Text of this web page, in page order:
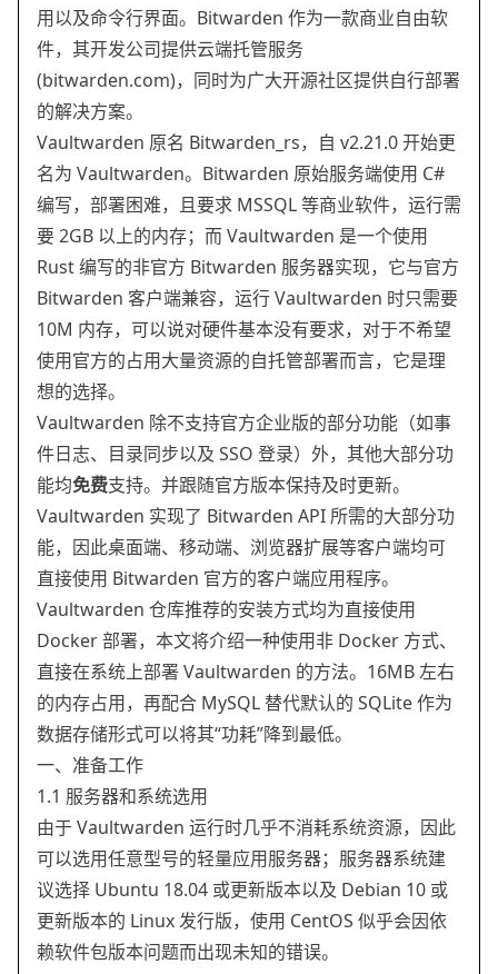
用以及命令行界面。Bitwarden 作为一款商业自由软
件，其开发公司提供云端托管服务
(bitwarden.com)，同时为广大开源社区提供自行部署
的解决方案。
Vaultwarden 原名 Bitwarden_rs，自 v2.21.0 开始更
名为 Vaultwarden。Bitwarden 原始服务端使用 C#
编写，部署困难，且要求 MSSQL 等商业软件，运行需
要 2GB 以上的内存；而 Vaultwarden 是一个使用
Rust 编写的非官方 Bitwarden 服务器实现，它与官方
Bitwarden 客户端兼容，运行 Vaultwarden 时只需要
10M 内存，可以说对硬件基本没有要求，对于不希望
使用官方的占用大量资源的自托管部署而言，它是理
想的选择。
Vaultwarden 除不支持官方企业版的部分功能（如事
件日志、目录同步以及 SSO 登录）外，其他大部分功
能均免费支持。并跟随官方版本保持及时更新。
Vaultwarden 实现了 Bitwarden API 所需的大部分功
能，因此桌面端、移动端、浏览器扩展等客户端均可
直接使用 Bitwarden 官方的客户端应用程序。
Vaultwarden 仓库推荐的安装方式均为直接使用
Docker 部署，本文将介绍一种使用非 Docker 方式、
直接在系统上部署 Vaultwarden 的方法。16MB 左右
的内存占用，再配合 MySQL 替代默认的 SQLite 作为
数据存储形式可以将其“功耗”降到最低。
一、准备工作
1.1 服务器和系统选用
由于 Vaultwarden 运行时几乎不消耗系统资源，因此
可以选用任意型号的轻量应用服务器；服务器系统建
议选择 Ubuntu 18.04 或更新版本以及 Debian 10 或
更新版本的 Linux 发行版，使用 CentOS 似乎会因依
赖软件包版本问题而出现未知的错误。